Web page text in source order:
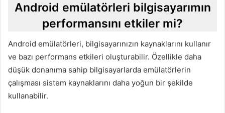
Android emülatörleri bilgisayarımın
performansını etkiler mi?
Android emülatörleri, bilgisayarınızın kaynaklarını kullanır
ve bazı performans etkileri oluşturabilir. Özellikle daha
düşük donanıma sahip bilgisayarlarda emülatörlerin
çalışması sistem kaynaklarını daha yoğun bir şekilde
kullanabilir.